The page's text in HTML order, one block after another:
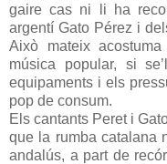
gaire cas ni li ha
argentí Gato Pérez i
Això mateix
música popular, si
equipaments i els
pop de consum.
Els cantants Peret i
que la rumba catalana
andalús, a part de